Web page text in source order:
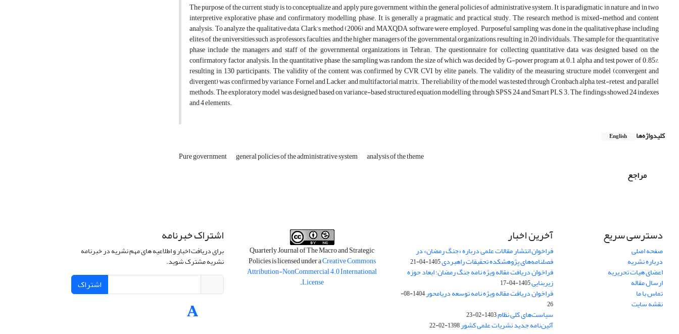
The purpose of the current study is to conceptualize and apply pure government within the general policies of administrative system. It is paradigmatic in nature, and in two
interpretive explorative phase and confirmatory modelling phase. It is generally a pragmatic and practical study. The research method is mixed-method and content
analysis. To analyze the qualitative data, Clark’s method (2006) and MAXQDA software were employed. Purposeful sampling was done in the qualitative phase including
elites of the universities such as professors, faculties, and the higher managers of the governmental organizations, resulting in 20 individuals. The sample for the quantitative
phase include the managers and staff of the governmental organizations in Tehran. The questionnaire for collecting quantitative data was designed based on the
confirmatory factor analysis. In the quantitative phase, the sampling was random, the size of which was decided by G-power program at 0.1 alpha and test power of 0.85%,
resulting in 130 participants. The validity of the content was confirmed by CVR, CVI by elite panels. The validity of the measuring structure model (convergent and
divergent) was confirmed by variance, Fornel and Lacker, and multifactorial matrix. The reliability of the model was tested through Cronbach alpha, test-retest, and parallel
methods. The exploratory model was designed based on variance-based structured equation modelling through SPSS 24 and Smart PLS 3. The findings showed 24 indexes
and 4 elements.
کلیدواژه‌ها English
Pure government general policies of the administrative system analysis of the theme
مراجع
دسترسی سریع
صفحه اصلی
درباره نشریه
اعضای هیات تحریریه
ارسال مقاله
تماس با ما
نقشه سایت
آخرین اخبار
فراخوان انتشار مقالات علمی درباره «جنگ رمضان» در
فصلنامه‌های پژوهشکده تحقیقات راهبردی1405-04-21
فراخوان دریافت مقاله ویژه نامه جنگ رمضان؛ ابعاد حوزه
زیربنایی1405-04-17
فراخوان دریافت مقاله ویژه نامه توسعه دریامحور
1404-08-
26
سیاست‌های کلی نظام1403-02-23
آئین‌نامه جدید نشریات علمی کشور1398-02-22
Quarterly Journal of The Macro and Strategic
Policies is licensed under aCreative Commons
Attribution-NonCommercial 4.0 International
License
.
اشتراک خبرنامه
برای دریافت اخبار و اطلاعیه های مهم نشریه در خبرنامه
نشریه مشترک شوید.
اشتراک